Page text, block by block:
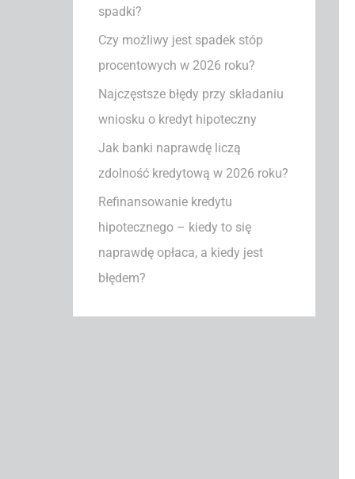
a
:
spadki?
Czy możliwy jest spadek stóp
procentowych w 2026 roku?
Najczęstsze błędy przy składaniu
wniosku o kredyt hipoteczny
Jak banki naprawdę liczą
zdolność kredytową w 2026 roku?
Refinansowanie kredytu
hipotecznego – kiedy to się
naprawdę opłaca, a kiedy jest
błędem?